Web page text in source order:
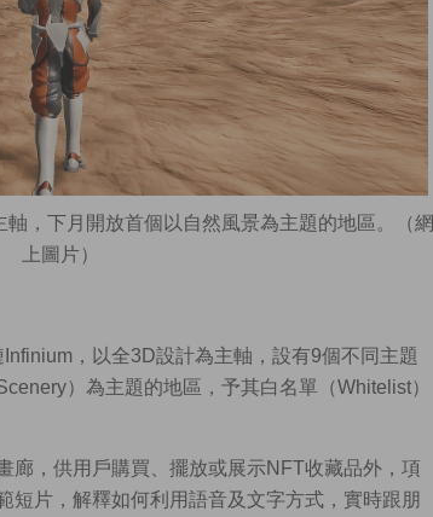
，下月開放首個以自然風景為主題的地區。（網
上圖片）
，以全3D設計為主軸，設有9個不同主題
）為主題的地區，予其白名單（Whitelist）
廊，供用戶購買、擺放或展示NFT收藏品外，項
短片，解釋如何利用語音及文字方式，實時跟朋